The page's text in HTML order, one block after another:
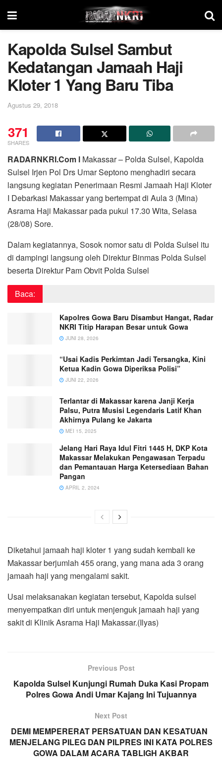
Kapolda Sulsel Sambut
Kedatangan Jamaah Haji
Kloter 1 Yang Baru Tiba
Agustus 29, 2018
371
SHARES
RADARNKRI.Com l Makassar – Polda Sulsel, Kapolda
Sulsel Irjen Pol Drs Umar Septono menghadiri secara
langsung kegiatan Penerimaan Resmi Jamaah Haji Kloter
I Debarkasi Makassar yang bertempat di Aula 3 (Mina)
Asrama Haji Makassar pada pukul 17.30 Wita, Selasa
(28/08) Sore.
Dalam kegiatannya, Sosok nomor satu di Polda Sulsel itu
di dampingi langsung oleh Direktur Binmas Polda Sulsel
beserta Direktur Pam Obvit Polda Sulsel
Baca:
Kapolres Gowa Baru Disambut Hangat, Radar
NKRI Titip Harapan Besar untuk Gowa
JUNI 28, 2026
“Usai Kadis Perkimtan Jadi Tersangka, Kini
Ketua Kadin Gowa Diperiksa Polisi”
JUNI 22, 2026
Terlantar di Makassar karena Janji Kerja
Palsu, Putra Musisi Legendaris Latif Khan
Akhirnya Pulang ke Jakarta
MEI 15, 2025
Jelang Hari Raya Idul Fitri 1445 H, DKP Kota
Makassar Melakukan Pengawasan Terpadu
dan Pemantauan Harga Ketersediaan Bahan
Pangan
APRIL 2, 2024
Diketahui jamaah haji kloter 1 yang sudah kembali ke
Makassar berjumlah 455 orang, yang mana ada 3 orang
jamaah haji yang mengalami sakit.
Usai melaksanakan kegiatan tersebut, Kapolda sulsel
menyempatkan diri untuk menjenguk jamaah haji yang
sakit di Klinik Asrama Haji Makassar.(Ilyas)
Previous Post
Kapolda Sulsel Kunjungi Rumah Duka Kasi Propam
Polres Gowa Andi Umar Kajang Ini Tujuannya
Next Post
DEMI MEMPERERAT PERSATUAN DAN KESATUAN
MENJELANG PILEG DAN PILPRES INI KATA POLRES
GOWA DALAM ACARA TABLIGH AKBAR